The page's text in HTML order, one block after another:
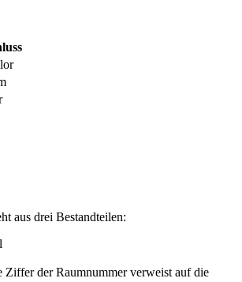
aus drei Bestandteilen:
Ziffer der Raumnummer verweist auf die